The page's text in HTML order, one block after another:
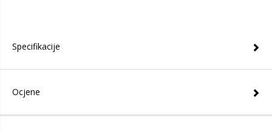
Specifikacije
Ocjene